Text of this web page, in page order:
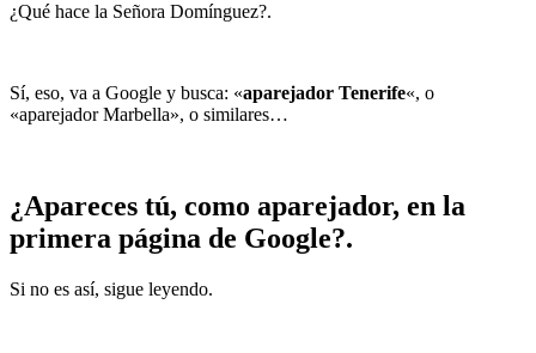
¿Qué hace la Señora Domínguez?.
Sí, eso, va a Google y busca: «aparejador Tenerife«, o
«aparejador Marbella», o similares…
¿Apareces tú, como aparejador, en la
primera página de Google?.
Si no es así, sigue leyendo.